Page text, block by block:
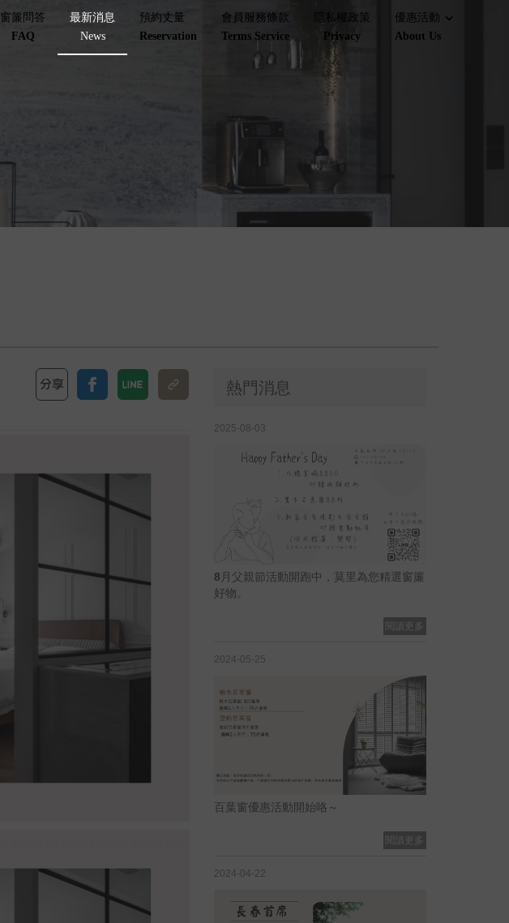
窗簾問答
FAQ
最新消息
News
預約丈量
Reservation
會員服務條款
Terms Service
隱私權政策
Privacy
優惠活動
About Us
熱門消息
2025-08-03
8月父親節活動開跑中，莫里為您精選窗簾
好物。
閱讀更多
2024-05-25
百葉窗優惠活動開始咯～
閱讀更多
2024-04-22